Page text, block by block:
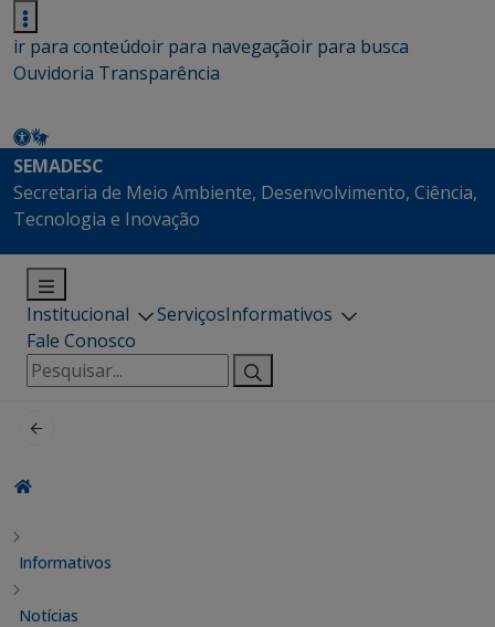
ir para conteúdoir para navegaçãoir para busca
Ouvidoria Transparência
SEMADESC
Secretaria de Meio Ambiente, Desenvolvimento, Ciência,
Tecnologia e Inovação
Institucional ServiçosInformativos
Fale Conosco
Pesquisar
por:
Informativos
Notícias